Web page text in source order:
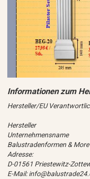
Hersteller/EU
Hersteller
Unternehmensname
Balustradenformen &
Adresse:
D-01561 Priestewitz-
E-Mail: